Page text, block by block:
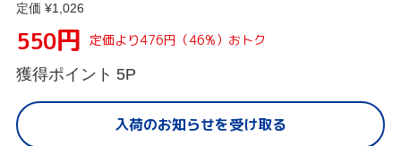
定価 ¥1,026
550円 定価より476円（46%）おトク
獲得ポイント 5P
入荷のお知らせを受け取る